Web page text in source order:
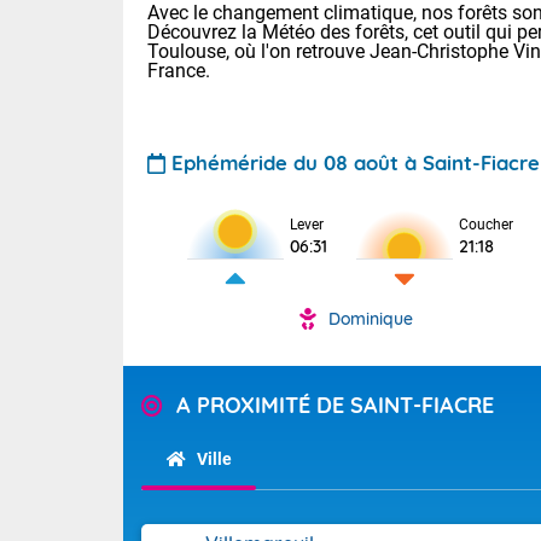
Pour la
Tendance
Avec le changement climatique, nos forêts
Découvrez la Météo des forêts, cet outil qui
Toulouse, où l'on retrouve Jean-Christophe
France.
Ephéméride du 08 août à Saint-Fiacre
Lever
06:31
Coucher
21:18
Dominique
A PROXIMITÉ DE SAINT-FIACRE
Ville
Voici les
: 13/28 Paris
Clermont-
Lille : 14/29
Aujourd'hui
Très